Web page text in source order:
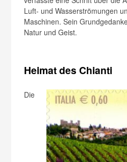
Luft- und Wasserströmungen
Maschinen. Sein
Natur und Geist.
Heimat des Chianti
Die